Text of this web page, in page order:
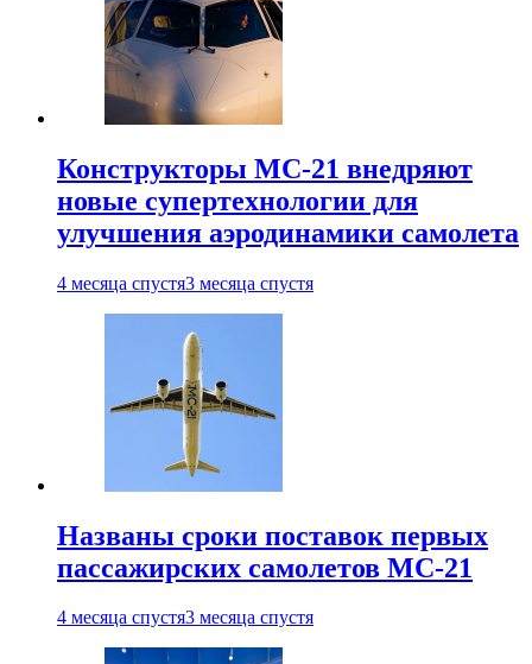
Конструкторы МС-21 внедряют
новые супертехнологии для
улучшения аэродинамики самолета
4 месяца спустя3 месяца спустя
Названы сроки поставок первых
пассажирских самолетов МС-21
4 месяца спустя3 месяца спустя